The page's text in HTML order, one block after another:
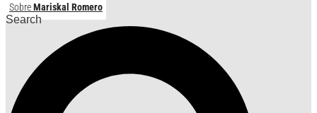
SobreMariskal Romero
Search